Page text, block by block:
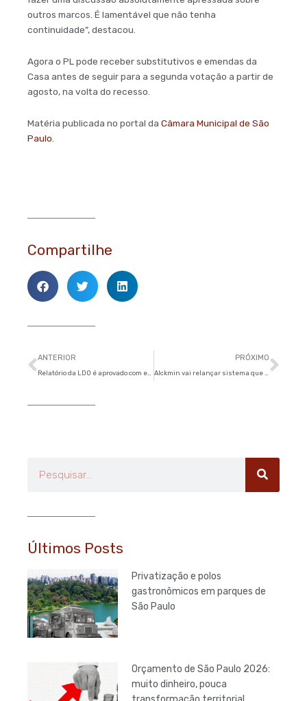
outros marcos. É lamentável que não tenha
continuidade”, destacou.
Agora o PL pode receber substitutivos e emendas da
Casa antes de seguir para a segunda votação a partir de
agosto, na volta do recesso.
Matéria publicada no portal da Câmara Municipal de São
Paulo
Compartilhe
Anterior
ANTERIOR PRÓXIMO
Últimos Posts
Privatização e polos
gastronômicos em parques de
São Paulo
Orçamento de São Paulo 2026:
muito dinheiro, pouca